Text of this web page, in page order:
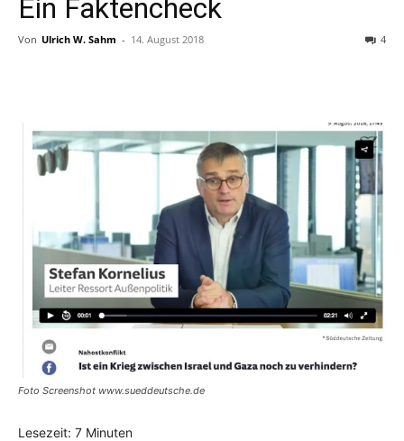
Ein Faktencheck
Von Ulrich W. Sahm - 14. August 2018 4
Foto Screenshot www.sueddeutsche.de
Lesezeit: 7 Minuten